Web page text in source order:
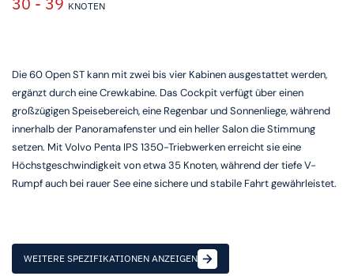
KNOTEN
Die 60 Open ST kann mit zwei bis vier Kabinen ausgestattet werden,
ergänzt durch eine Crewkabine. Das Cockpit verfügt über einen
großzügigen Speisebereich, eine Regenbar und Sonnenliege, während
innerhalb der Panoramafenster und ein heller Salon die Stimmung
setzen. Mit Volvo Penta IPS 1350-Triebwerken erreicht sie eine
Höchstgeschwindigkeit von etwa 35 Knoten, während der tiefe V-
Rumpf auch bei rauer See eine sichere und stabile Fahrt gewährleistet.
WEITERE SPEZIFIKATIONEN ANZEIGEN